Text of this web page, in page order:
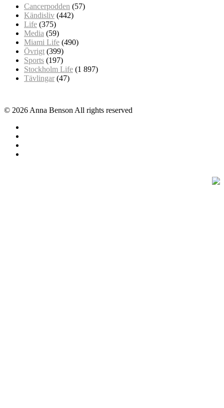
Cancerpodden (57)
Kändisliv (442)
Life (375)
Media (59)
Miami Life (490)
Övrigt (399)
Sports (197)
Stockholm Life (1 897)
Tävlingar (47)
© 2026 Anna Benson All rights reserved